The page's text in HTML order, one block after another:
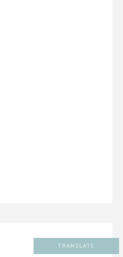
TRANSLATE